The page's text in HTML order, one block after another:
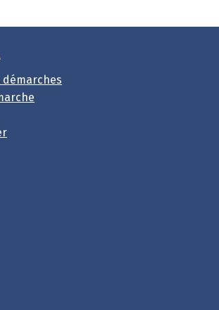
démarches